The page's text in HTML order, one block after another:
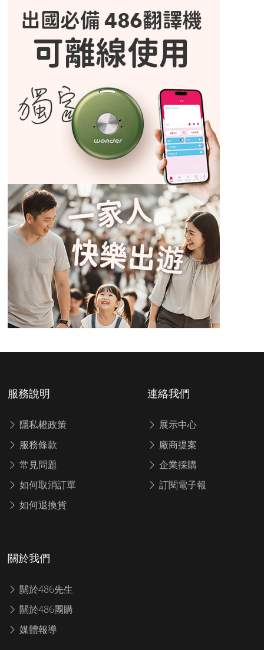
服務說明
隱私權政策
服務條款
常見問題
如何取消訂單
如何退換貨
連絡我們
展示中心
廠商提案
企業採購
訂閱電子報
關於我們
關於486先生
關於486團購
媒體報導